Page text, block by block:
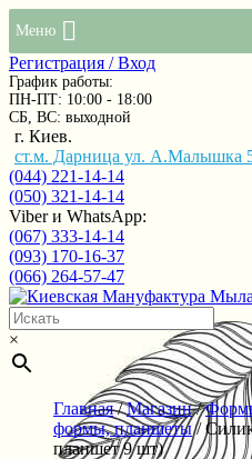
Меню
Регистрация / Вход
График работы:
ПН-ПТ: 10:00 - 18:00
СБ, ВС: выходной
г. Киев.
ст.м. Дарница ул. А.Малышка
(044) 221-14-14
(050) 321-14-14
Viber и WhatsApp:
(067) 333-14-14
(093) 170-16-37
(066) 264-57-47
×
Главная/Магазин/
формы, планшеты/
планшет 9 шт)